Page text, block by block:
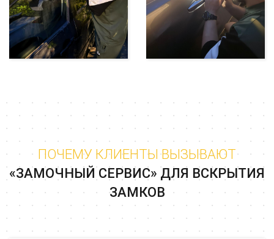
ПОЧЕМУ КЛИЕНТЫ ВЫЗЫВАЮТ
«ЗАМОЧНЫЙ СЕРВИС» ДЛЯ ВСКРЫТИЯ
ЗАМКОВ